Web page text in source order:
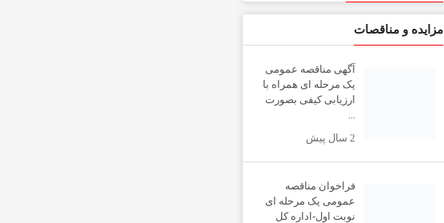
مزایده و مناقصات
آگهی مناقصه عمومی
یک مرحله ای همراه با
ارزیابی کیفی بصورت
2 سال پیش
فراخوان مناقصه
عمومی یک مرحله ای
نوبت اول-اداره کل